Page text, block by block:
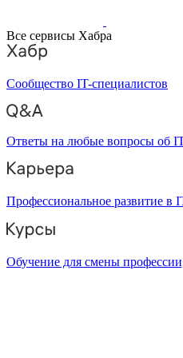
Все сервисы Хабра
Сообщество IT-специалистов
Ответы на любые вопросы об
Профессиональное развитие в
Обучение для смены